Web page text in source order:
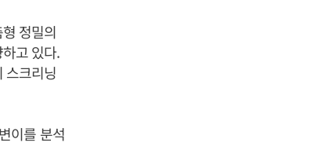
정밀의
고 있다.
스크리닝
이를 분석